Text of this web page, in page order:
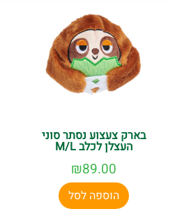
בארק צעצוע נסתר סוני
העצלן לכלב M/L
₪89.00
הוספה לסל